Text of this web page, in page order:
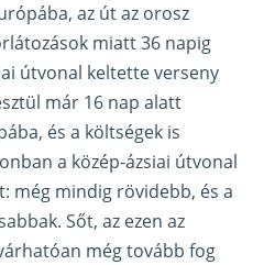
az út az orosz
miatt 36 napig
útvonal keltette verseny
már 16 nap alatt
és a költségek is
a közép-ázsiai útvonal
még mindig rövidebb, és a
Sőt, az ezen az
még tovább fog